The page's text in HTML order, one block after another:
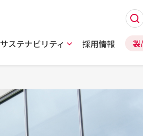
サステナビリティ 採用情報 製